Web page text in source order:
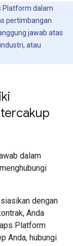
Platform dalam
pertimbangan
jawab atas
atau
dalam
dengan
Anda
Platform
Anda, hubungi